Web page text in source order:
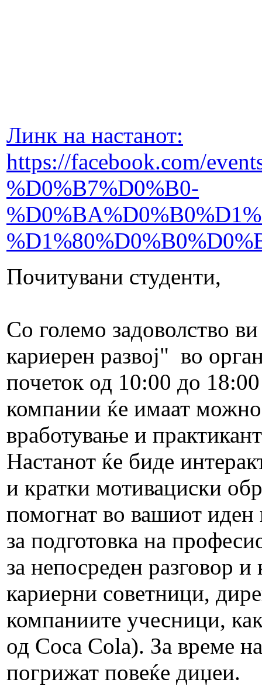
Линк на настанот:
https://facebook.com/
%D0%B7%D0%B0-
Почитувани студенти,
Со големо задоволство
кариерен развој" во
почеток од 10:00 до
компании ќе имаат
вработување и
Настанот ќе биде
и кратки мотивациски
помогнат во вашиот
за подготовка на
за непосреден разговор
кариерни советници,
компаниите учесници,
од Coca Cola). За време
погрижат повеќе диџеи.